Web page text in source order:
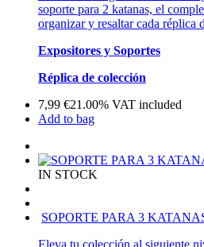
soporte para 2 katanas, el
organizar y resaltar cada réplica
Expositores y Soportes
Réplica de colección
7,99 €21.00% VAT included
Add to bag
IN STOCK
SOPORTE PARA 3